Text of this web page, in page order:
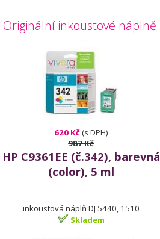
Originální inkoustové náplně
620 Kč(s DPH)
987 Kč
HP C9361EE (č.342), barevná
(color), 5 ml
inkoustová náplň DJ 5440, 1510
Skladem